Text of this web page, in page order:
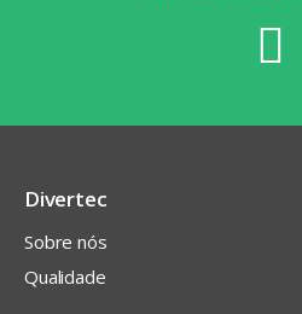
Divertec
Sobre nós
Qualidade